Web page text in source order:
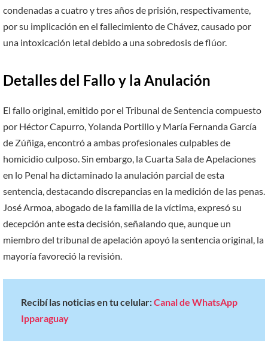
condenadas a cuatro y tres años de prisión, respectivamente,
por su implicación en el fallecimiento de Chávez, causado por
una intoxicación letal debido a una sobredosis de flúor.
Detalles del Fallo y la Anulación
El fallo original, emitido por el Tribunal de Sentencia compuesto
por Héctor Capurro, Yolanda Portillo y María Fernanda García
de Zúñiga, encontró a ambas profesionales culpables de
homicidio culposo. Sin embargo, la Cuarta Sala de Apelaciones
en lo Penal ha dictaminado la anulación parcial de esta
sentencia, destacando discrepancias en la medición de las penas.
José Armoa, abogado de la familia de la víctima, expresó su
decepción ante esta decisión, señalando que, aunque un
miembro del tribunal de apelación apoyó la sentencia original, la
mayoría favoreció la revisión.
Recibí las noticias en tu celular:Canal de WhatsApp
Ipparaguay